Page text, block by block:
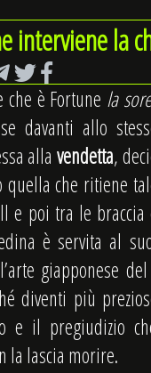
interviene la
che è Fortune la
davanti allo
allavendetta,
che ritiene
e poi tra le
è servita al
giapponese
diventi più
e il pregiudizio
la lascia morire.